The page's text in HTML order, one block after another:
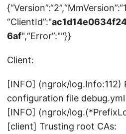
“ClientId”:"
6af",“Error”:""}}
Client:
[INFO] (ngrok/log.Info:112)
configuration file debug.yml
[INFO] (ngrok/
[client] Trusting root CAs: